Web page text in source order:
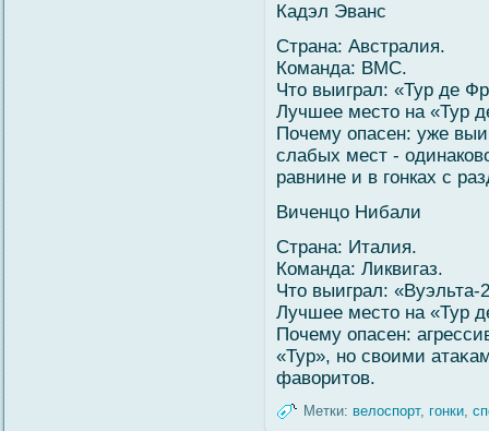
Кадэл Эванс
Страна: Австралия.
Команда: ВМС.
Что выиграл: «Тур де
Лучшее место на «Тур
Почему опасен: уже
слабых мест -
равнине и в гонках с
Виченцо Нибали
Страна: Италия.
Команда: Ликвигаз.
Что выиграл: «Вуэльта-
Лучшее место на «Тур
Почему опасен:
«Тур», но свοими
фавοритов.
Метки: велоспорт, гонки,